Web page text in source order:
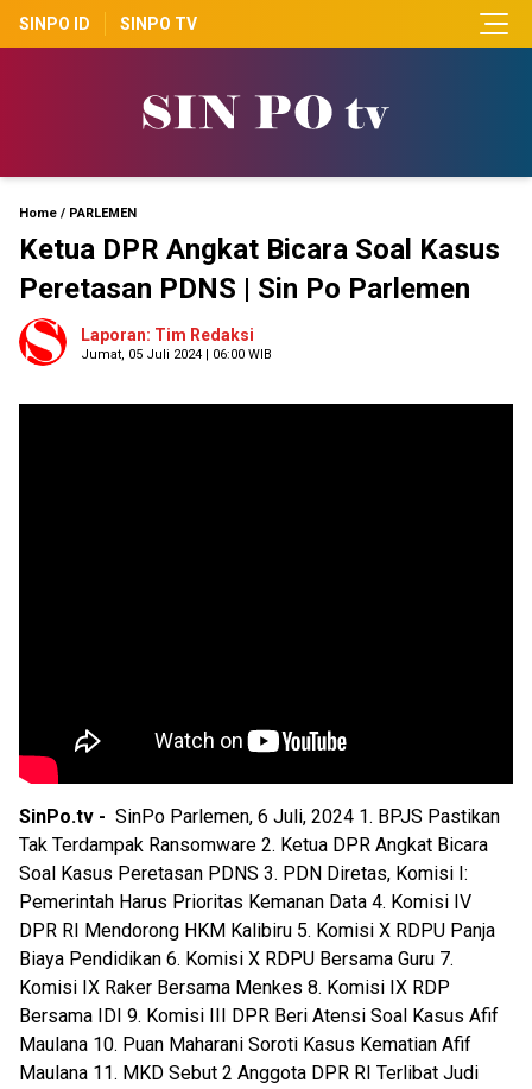
SINPO ID SINPO TV
Home / PARLEMEN
Ketua DPR Angkat Bicara Soal Kasus
Peretasan PDNS | Sin Po Parlemen
Laporan: Tim Redaksi
Jumat, 05 Juli 2024 | 06:00 WIB
SinPo.tv - SinPo Parlemen, 6 Juli, 2024 1. BPJS Pastikan
Tak Terdampak Ransomware 2. Ketua DPR Angkat Bicara
Soal Kasus Peretasan PDNS 3. PDN Diretas, Komisi I:
Pemerintah Harus Prioritas Kemanan Data 4. Komisi IV
DPR RI Mendorong HKM Kalibiru 5. Komisi X RDPU Panja
Biaya Pendidikan 6. Komisi X RDPU Bersama Guru 7.
Komisi IX Raker Bersama Menkes 8. Komisi IX RDP
Bersama IDI 9. Komisi III DPR Beri Atensi Soal Kasus Afif
Maulana 10. Puan Maharani Soroti Kasus Kematian Afif
Maulana 11. MKD Sebut 2 Anggota DPR RI Terlibat Judi